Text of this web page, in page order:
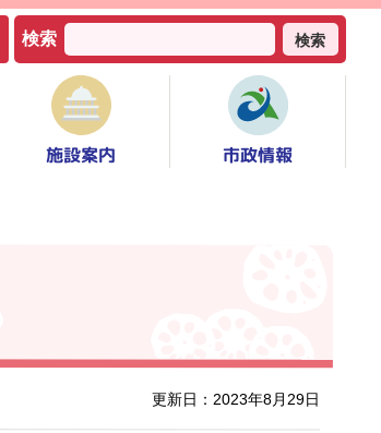
検索 検索
施設案内 市政情報
更新日：2023年8月29日